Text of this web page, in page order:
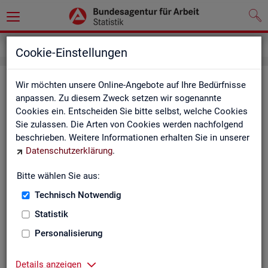
Cookie-Einstellungen
Wir möchten unsere Online-Angebote auf Ihre Bedürfnisse
anpassen. Zu diesem Zweck setzen wir sogenannte
Cookies ein. Entscheiden Sie bitte selbst, welche Cookies
Sie zulassen. Die Arten von Cookies werden nachfolgend
beschrieben. Weitere Informationen erhalten Sie in unserer
Datenschutzerklärung.
Bitte wählen Sie aus:
Technisch Notwendig
Statistik
Personalisierung
Details anzeigen
Kon­takt
Nut­zen Sie die Mög­lich­keit mit uns in Kon­takt zu tre­ten!
Sie haben Fra­gen zum An­ge­bot?
Sie be­nö­ti­gen auf Ihre Fra­ge­stel­lung zu­ge­schnit­te­ne Son­der­
Ihr Sta­tis­tik-Ser­vice hilft Ihnen wei­ter!
Zen­tra­ler Sta­tis­tik-Ser­vice